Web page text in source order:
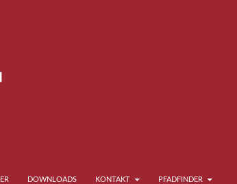
DOWNLOADS KONTAKT PFADFINDER